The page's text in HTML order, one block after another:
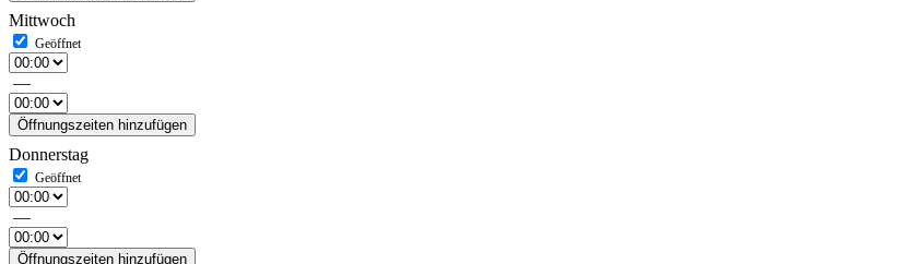
Mittwoch
—
Öffnungszeiten hinzufügen
Donnerstag
—
Öffnungszeiten hinzufügen